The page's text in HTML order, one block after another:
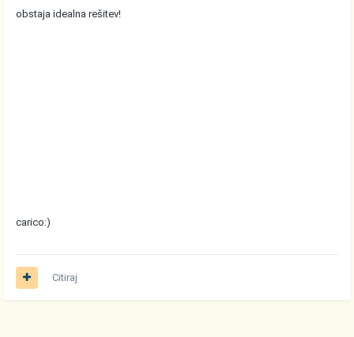
obstaja idealna rešitev!
carico:)
Citiraj